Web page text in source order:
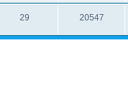
29 20547